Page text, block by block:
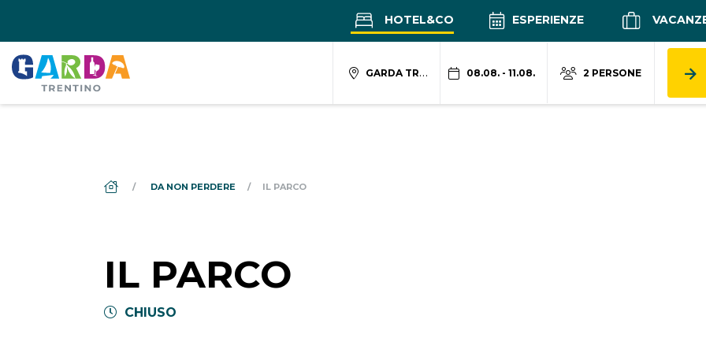
HOTEL&CO ESPERIENZE
GARDA TRENTINO 08.08. - 11.08. 2 PERSONE
DS_BREADCRUMB.HOME
DA NON PERDERE IL PARCO
IL PARCO
CHIUSO